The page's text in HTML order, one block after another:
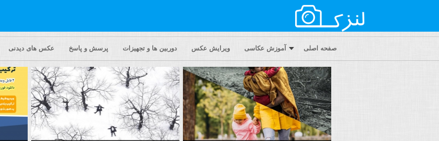
صفحه اصلی آموزش عکاسی ویرایش عکس دوربین ها و تجهیزات پرسش و پاسخ عکس های دیدنی